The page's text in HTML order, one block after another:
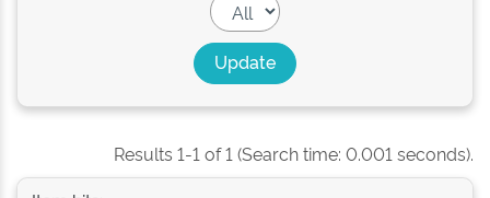
Results 1-1 of 1 (Search time: 0.001 seconds).